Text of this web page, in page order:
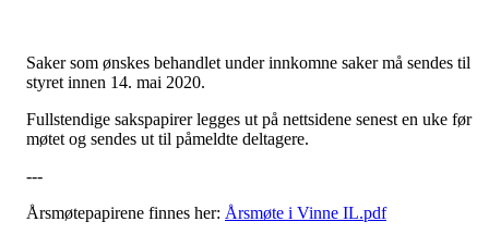
Saker som ønskes behandlet under innkomne saker må sendes til
styret innen 14. mai 2020.
Fullstendige sakspapirer legges ut på nettsidene senest en uke før
møtet og sendes ut til påmeldte deltagere.
---
Årsmøtepapirene finnes her: Årsmøte i Vinne IL.pdf